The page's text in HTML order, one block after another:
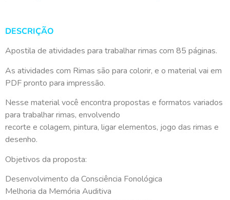
DESCRIÇÃO
Apostila de atividades para trabalhar rimas com 85 páginas.
As atividades com Rimas são para colorir, e o material vai em
PDF pronto para impressão.
Nesse material você encontra propostas e formatos variados
para trabalhar rimas, envolvendo
recorte e colagem, pintura, ligar elementos, jogo das rimas e
desenho.
Objetivos da proposta:
Desenvolvimento da Consciência Fonológica
Melhoria da Memória Auditiva